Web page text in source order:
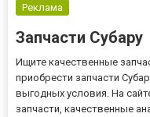
Реклама
Запчасти Субару
Ищите качественные
приобрести запчасти
выгодных условия. На
запчасти, качественные